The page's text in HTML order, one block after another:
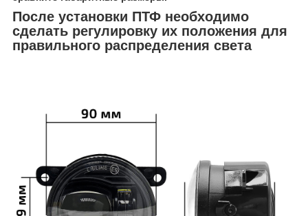
После установки ПТФ необходимо
сделать регулировку их положения для
правильного распределения света